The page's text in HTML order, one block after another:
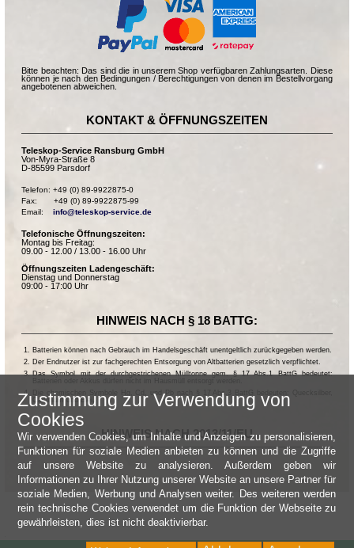
Bitte beachten: Das sind die in unserem Shop verfügbaren Zahlungsarten. Diese
können je nach den Bedingungen / Berechtigungen von denen im Bestellvorgang
angebotenen abweichen.
KONTAKT & ÖFFNUNGSZEITEN
Teleskop-Service Ransburg GmbH
Von-Myra-Straße 8
D-85599 Parsdorf
Telefon: +49 (0) 89-9922875-0
Fax:       +49 (0) 89-9922875-99
Email: info@teleskop-service.de
Telefonische Öffnungszeiten:
Montag bis Freitag:
09.00 - 12.00 / 13.00 - 16.00 Uhr
Öffnungszeiten Ladengeschäft:
Dienstag und Donnerstag
09:00 - 17:00 Uhr
HINWEIS NACH § 18 BATTG:
Batterien können nach Gebrauch im Handelsgeschäft unentgeltlich zurückgegeben werden.
Der Endnutzer ist zur fachgerechten Entsorgung von Altbatterien gesetzlich verpflichtet.
Das Symbol mit der durchgestrichenen Mülltonne gem. § 17 Abs.1 BattG bedeutet:
Die chemischen Symbole Hg, Cd, und Pb nach § 17 Abs.3 BattG bedeuten: Quecksilber,
Cadmium und Blei.
HINWEIS NACH 2013/11/EU
Zustimmung zur Verwendung von
Cookies
Wir verwenden Cookies, um Inhalte und Anzeigen zu personalisieren,
Funktionen für soziale Medien anbieten zu können und die Zugriffe
auf unsere Website zu analysieren. Außerdem geben wir
Informationen zu Ihrer Nutzung unserer Website an unsere Partner für
soziale Medien, Werbung und Analysen weiter. Des weiteren werden
rein technische Cookies verwendet um die Funktion der Webseite zu
gewährleisten, dies ist nicht deaktivierbar.